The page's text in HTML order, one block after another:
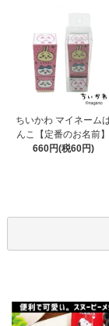
ちいかわ マイネーム
んこ【定番のお名前】
660円(税60円)